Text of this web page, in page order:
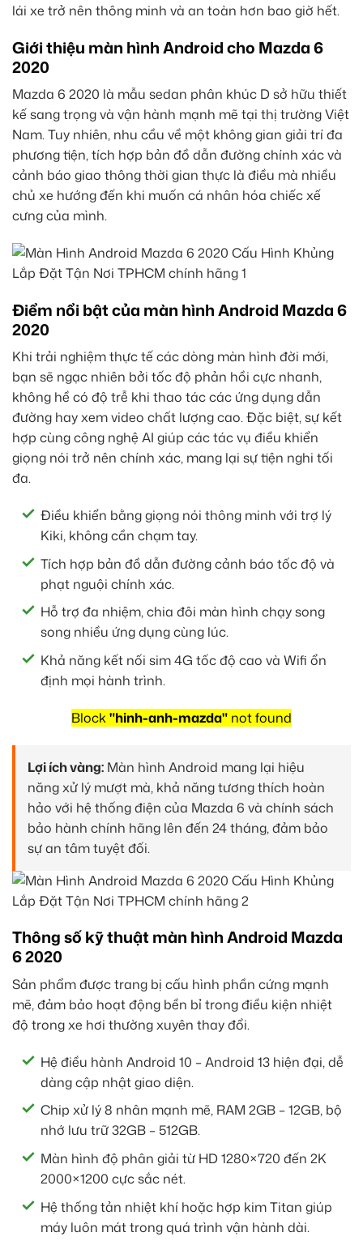
lái xe trở nên thông minh và an toàn hơn bao giờ hết.
Giới thiệu màn hình Android cho Mazda 6
2020
Mazda 6 2020 là mẫu sedan phân khúc D sở hữu thiết
kế sang trọng và vận hành mạnh mẽ tại thị trường Việt
Nam. Tuy nhiên, nhu cầu về một không gian giải trí đa
phương tiện, tích hợp bản đồ dẫn đường chính xác và
cảnh báo giao thông thời gian thực là điều mà nhiều
chủ xe hướng đến khi muốn cá nhân hóa chiếc xế
cưng của mình.
Điểm nổi bật của màn hình Android Mazda 6
2020
Khi trải nghiệm thực tế các dòng màn hình đời mới,
bạn sẽ ngạc nhiên bởi tốc độ phản hồi cực nhanh,
không hề có độ trễ khi thao tác các ứng dụng dẫn
đường hay xem video chất lượng cao. Đặc biệt, sự kết
hợp cùng công nghệ AI giúp các tác vụ điều khiển
giọng nói trở nên chính xác, mang lại sự tiện nghi tối
đa.
Điều khiển bằng giọng nói thông minh với trợ lý
Kiki, không cần chạm tay.
Tích hợp bản đồ dẫn đường cảnh báo tốc độ và
phạt nguội chính xác.
Hỗ trợ đa nhiệm, chia đôi màn hình chạy song
song nhiều ứng dụng cùng lúc.
Khả năng kết nối sim 4G tốc độ cao và Wifi ổn
định mọi hành trình.
Block"hinh-anh-mazda" not found
Lợi ích vàng: Màn hình Android mang lại hiệu
năng xử lý mượt mà, khả năng tương thích hoàn
hảo với hệ thống điện của Mazda 6 và chính sách
bảo hành chính hãng lên đến 24 tháng, đảm bảo
sự an tâm tuyệt đối.
Thông số kỹ thuật màn hình Android Mazda
6 2020
Sản phẩm được trang bị cấu hình phần cứng mạnh
mẽ, đảm bảo hoạt động bền bỉ trong điều kiện nhiệt
độ trong xe hơi thường xuyên thay đổi.
Hệ điều hành Android 10 – Android 13 hiện đại, dễ
dàng cập nhật giao diện.
Chip xử lý 8 nhân mạnh mẽ, RAM 2GB – 12GB, bộ
nhớ lưu trữ 32GB – 512GB.
Màn hình độ phân giải từ HD 1280×720 đến 2K
2000×1200 cực sắc nét.
Hệ thống tản nhiệt khí hoặc hợp kim Titan giúp
máy luôn mát trong quá trình vận hành dài.